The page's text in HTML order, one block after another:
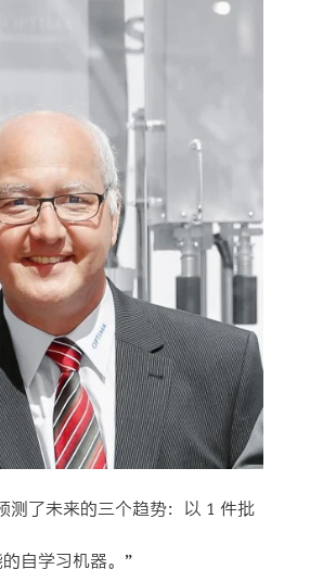
测了未来的三个趋势：以 1 件批
自学习机器。”